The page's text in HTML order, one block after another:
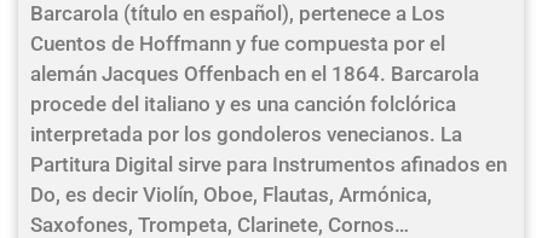
Barcarola (título en español), pertenece a Los
Cuentos de Hoffmann y fue compuesta por el
alemán Jacques Offenbach en el 1864. Barcarola
procede del italiano y es una canción folclórica
interpretada por los gondoleros venecianos. La
Partitura Digital sirve para Instrumentos afinados en
Do, es decir Violín, Oboe, Flautas, Armónica,
Saxofones, Trompeta, Clarinete, Cornos…